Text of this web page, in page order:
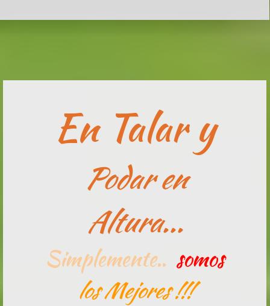
En Talar y
Podar en
Altura...
Simplemente.. somos
los Mejores !!!